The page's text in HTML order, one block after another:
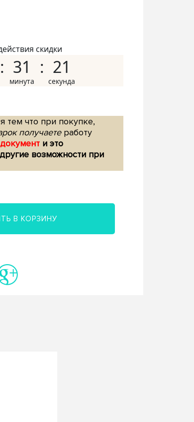
скидки
31 20
тем что при покупке,
получаетеработу
и это
возможности при
В КОРЗИНУ